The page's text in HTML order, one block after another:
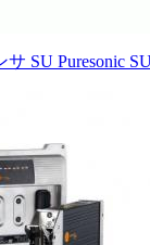
SU Puresonic